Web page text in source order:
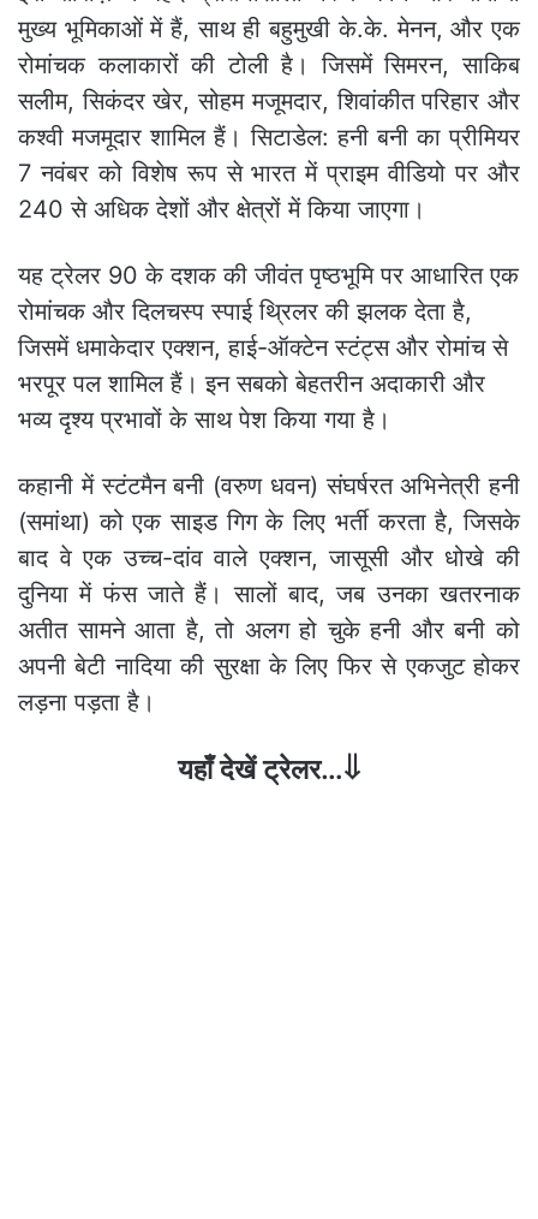
मुख्य भूमिकाओं में हैं, साथ ही बहुमुखी के.के. मेनन, और एक
रोमांचक कलाकारों की टोली है। जिसमें सिमरन, साकिब
सलीम, सिकंदर खेर, सोहम मजूमदार, शिवांकीत परिहार और
कश्वी मजमूदार शामिल हैं। सिटाडेल: हनी बनी का प्रीमियर
7 नवंबर को विशेष रूप से भारत में प्राइम वीडियो पर और
240 से अधिक देशों और क्षेत्रों में किया जाएगा।
यह ट्रेलर 90 के दशक की जीवंत पृष्ठभूमि पर आधारित एक
रोमांचक और दिलचस्प स्पाई थ्रिलर की झलक देता है,
जिसमें धमाकेदार एक्शन, हाई-ऑक्टेन स्टंट्स और रोमांच से
भरपूर पल शामिल हैं। इन सबको बेहतरीन अदाकारी और
भव्य दृश्य प्रभावों के साथ पेश किया गया है।
कहानी में स्टंटमैन बनी (वरुण धवन) संघर्षरत अभिनेत्री हनी
(समांथा) को एक साइड गिग के लिए भर्ती करता है, जिसके
बाद वे एक उच्च-दांव वाले एक्शन, जासूसी और धोखे की
दुनिया में फंस जाते हैं। सालों बाद, जब उनका खतरनाक
अतीत सामने आता है, तो अलग हो चुके हनी और बनी को
अपनी बेटी नादिया की सुरक्षा के लिए फिर से एकजुट होकर
लड़ना पड़ता है।
यहाँ देखें ट्रेलर…⇓